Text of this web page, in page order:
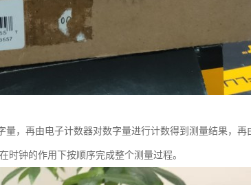
，再由电子计数器对数字量进行计数得到测量结果，再
时钟的作用下按顺序完成整个测量过程。